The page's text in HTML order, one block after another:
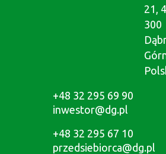
21,
300
+48 32 295 69 90
inwestor@dg.pl
+48 32 295 67 10
przedsiebiorca@dg.pl